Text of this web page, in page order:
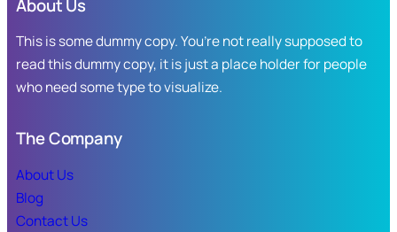
economía
familiar
en
canje
de
uniformes,
escolares
y
About Us
This is some dummy copy. You’re not really supposed to
read this dummy copy, it is just a place holder for people
who need some type to visualize.
The Company
About Us
Blog
Contact Us